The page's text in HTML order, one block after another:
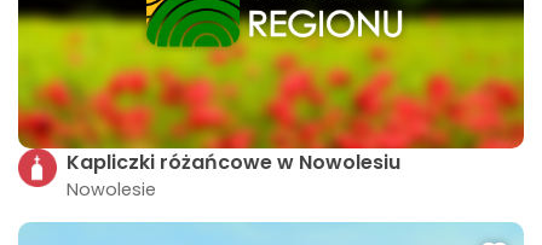
Kapliczki różańcowe w Nowolesiu
Nowolesie